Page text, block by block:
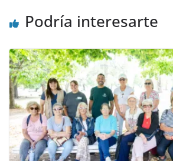
Podría interesarte